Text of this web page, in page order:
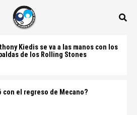
Kiedis se va a las manos con los
de los Rolling Stones
con el regreso de Mecano?